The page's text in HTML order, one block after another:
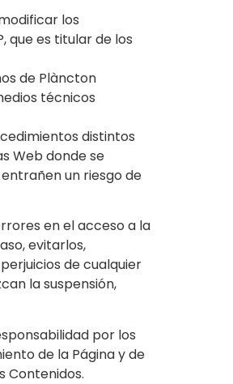
los
que es titular de los
de Plàncton
técnicos
distintos
Web donde se
un riesgo de
en el acceso a la
evitarlos,
de cualquier
la suspensión,
por los
de la Página y de
Contenidos.